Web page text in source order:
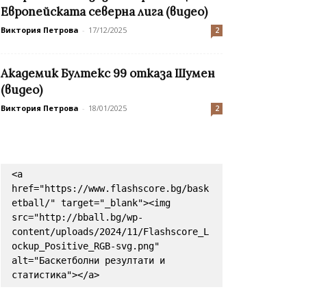
Европейската северна лига (видео)
Виктория Петрова - 17/12/2025 2
Академик Бултекс 99 отказа Шумен
(видео)
Виктория Петрова - 18/01/2025 2
<a
href="https://www.flashscore.bg/bask
etball/" target="_blank"><img
src="http://bball.bg/wp-
content/uploads/2024/11/Flashscore_L
ockup_Positive_RGB-svg.png"
alt="Баскетболни резултати и
статистика"></a>